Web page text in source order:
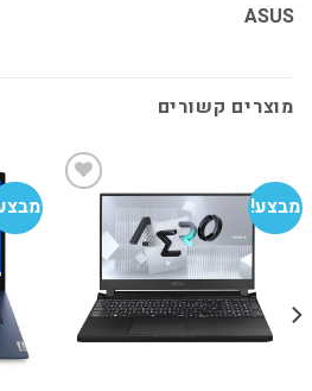
ASUS
מוצרים קשורים
מבצע!
למועדפים
מבצע!